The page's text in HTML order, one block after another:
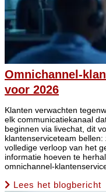
Omnichannel-
voor 2026
Klanten verwachten
elk communicatiekanaal
beginnen via livechat, dit
klantenserviceteam
volledige verloop van het
informatie hoeven te
omnichannel-
Lees het blogbericht